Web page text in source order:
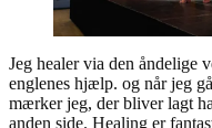
Jeg healer via den åndelige
englenes hjælp. og når jeg
mærker jeg, der bliver lagt
anden side. Healing er